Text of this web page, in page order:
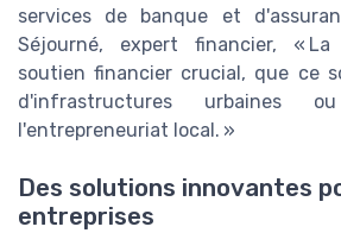
services de banque et
Séjourné, expert financier, «
soutien financier crucial, que ce
d'infrastructures urbaines
l'entrepreneuriat local. »
Des solutions innovantes
entreprises